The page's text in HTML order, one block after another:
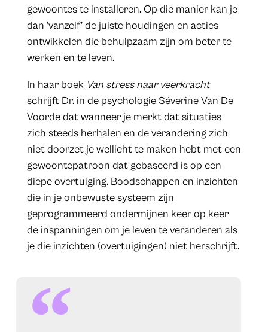
gewoontes te installeren. Op die manier kan je
dan ‘vanzelf’ de juiste houdingen en acties
ontwikkelen die behulpzaam zijn om beter te
werken en te leven.
In haar boek Van stress naar veerkracht
schrijft Dr. in de psychologie Séverine Van De
Voorde dat wanneer je merkt dat situaties
zich steeds herhalen en de verandering zich
niet doorzet je wellicht te maken hebt met een
gewoontepatroon dat gebaseerd is op een
diepe overtuiging. Boodschappen en inzichten
die in je onbewuste systeem zijn
geprogrammeerd ondermijnen keer op keer
de inspanningen om je leven te veranderen als
je die inzichten (overtuigingen) niet herschrijft.